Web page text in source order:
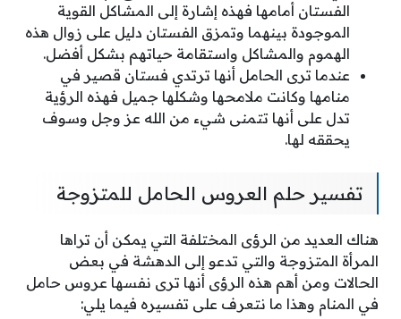
الفستان أمامها فهذه إشارة إلى المشاكل القوية
الموجودة بينهما وتمزق الفستان دليل على زوال هذه
الهموم والمشاكل واستقامة حياتهم بشكل أفضل.
عندما ترى الحامل أنها ترتدي فستان قصير في
منامها وكانت ملامحها وشكلها جميل فهذه الرؤية
تدل على أنها تتمنى شيء من الله عز وجل وسوف
يحققه لها.
تفسير حلم العروس الحامل للمتزوجة
هناك العديد من الرؤى المختلفة التي يمكن أن تراها
المرأة المتزوجة والتي تدعو إلى الدهشة في بعض
الحالات ومن أهم هذه الرؤى أنها ترى نفسها عروس حامل
في المنام وهذا ما نتعرف على تفسيره فيما يلي: